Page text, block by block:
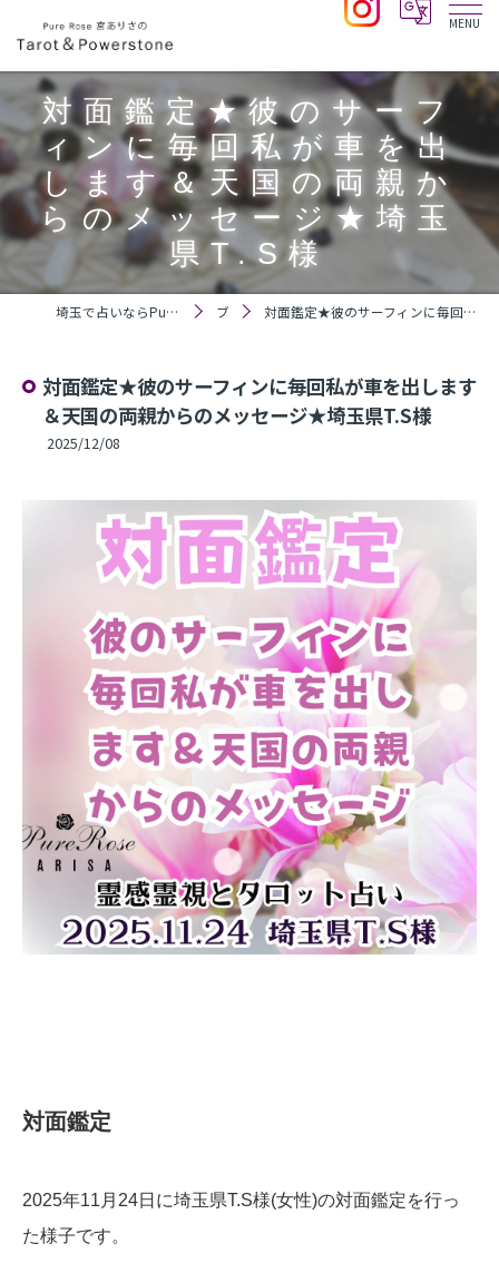
対面鑑定★彼のサーフ
ィンに毎回私が車を出
します＆天国の両親か
らのメッセージ★埼玉
県T.S様
埼玉で占いならPure Rose 宮ありさのTarot＆Powerstone ブログ 対面鑑定★彼のサーフィンに毎回私が車を出します＆天国の両親からのメッセージ★埼玉県T.S様
対面鑑定★彼のサーフィンに毎回私が車を出します
＆天国の両親からのメッセージ★埼玉県T.S様
2025/12/08
​対面鑑定
2025年11月24日に埼玉県T.S様(女性)の対面鑑定を行っ
た様子です。